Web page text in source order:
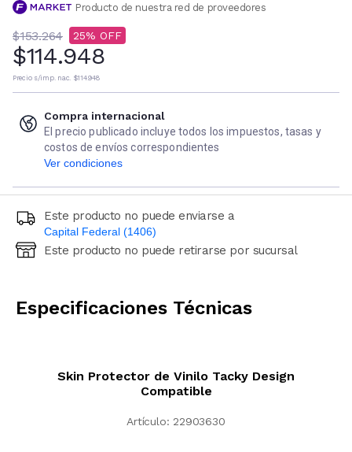
Producto de nuestra red de proveedores
$153.264 25
$114.948
Precio s/imp. nac. $114.948
Compra internacional
El precio publicado incluye todos los impuestos, tasas y
costos de envíos correspondientes
Ver condiciones
Este producto no puede enviarse a
Capital Federal (1406)
Ingresá código postal (sólo números)
Este producto no puede retirarse por sucursal
Especificaciones Técnicas
Skin Protector de Vinilo Tacky Design
Compatible
Artículo: 22903630